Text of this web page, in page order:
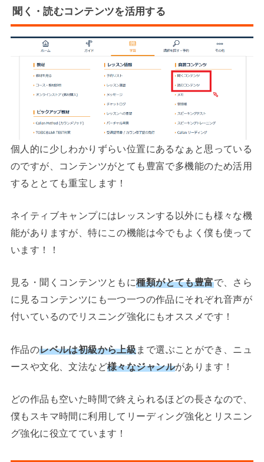
聞く・読むコンテンツを活用する
個人的に少しわかりずらい位置にあるなぁと思っている
のですが、コンテンツがとても豊富で多機能のため活用
するととても重宝します！
ネイティブキャンプにはレッスンする以外にも様々な機
能がありますが、特にこの機能は今でもよく僕も使って
います！！
見る・聞くコンテンツともに種類がとても豊富で、さら
に見るコンテンツにも一つ一つの作品にそれぞれ音声が
付いているのでリスニング強化にもオススメです！
作品のレベルは初級から上級まで選ぶことができ、ニュ
ースや文化、文法など様々なジャンルがあります！
どの作品も空いた時間で終えられるほどの長さなので、
僕もスキマ時間に利用してリーディング強化とリスニン
グ強化に役立てています！